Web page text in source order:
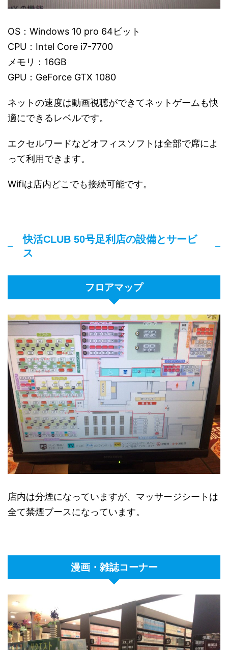
OS：Windows 10 pro 64ビット
CPU：Intel Core i7-7700
メモリ：16GB
GPU：GeForce GTX 1080
ネットの速度は動画視聴ができてネットゲームも快
適にできるレベルです。
エクセルワードなどオフィスソフトは全部で席によ
って利用できます。
Wifiは店内どこでも接続可能です。
快活CLUB 50号足利店の設備とサービ
ス
フロアマップ
店内は分煙になっていますが、マッサージシートは
全て禁煙ブースになっています。
漫画・雑誌コーナー